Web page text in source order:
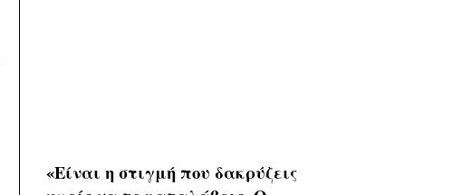
«Είναι η στιγμή που δακρύζεις